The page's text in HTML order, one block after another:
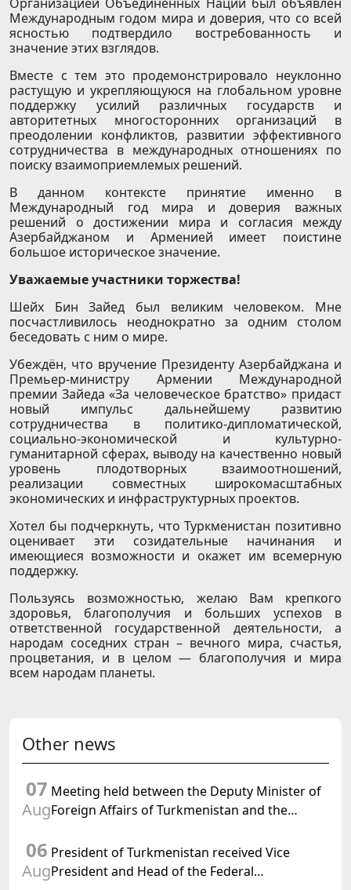
Международным годом мира и доверия, что со всей
ясностью подтвердило востребованность и
значение этих взглядов.
Вместе с тем это продемонстрировало неуклонно
растущую и укрепляющуюся на глобальном уровне
поддержку усилий различных государств и
авторитетных многосторонних организаций в
преодолении конфликтов, развитии эффективного
сотрудничества в международных отношениях по
поиску взаимоприемлемых решений.
В данном контексте принятие именно в
Международный год мира и доверия важных
решений о достижении мира и согласия между
Азербайджаном и Арменией имеет поистине
большое историческое значение.
Уважаемые участники торжества!
Шейх Бин Зайед был великим человеком. Мне
посчастливилось неоднократно за одним столом
беседовать с ним о мире.
Убеждён, что вручение Президенту Азербайджана и
Премьер-министру Армении Международной
премии Зайеда «За человеческое братство» придаст
новый импульс дальнейшему развитию
сотрудничества в политико-дипломатической,
социально-экономической и культурно-
гуманитарной сферах, выводу на качественно новый
уровень плодотворных взаимоотношений,
реализации совместных широкомасштабных
экономических и инфраструктурных проектов.
Хотел бы подчеркнуть, что Туркменистан позитивно
оценивает эти созидательные начинания и
имеющиеся возможности и окажет им всемерную
поддержку.
Пользуясь возможностью, желаю Вам крепкого
здоровья, благополучия и больших успехов в
ответственной государственной деятельности, а
народам соседних стран – вечного мира, счастья,
процветания, и в целом — благополучия и мира
всем народам планеты.
Other news
07
Aug
Meeting held between the Deputy Minister of
Foreign Affairs of Turkmenistan and the
Turkmenistan
06
Aug
President of Turkmenistan received Vice
President and Head of the Federal